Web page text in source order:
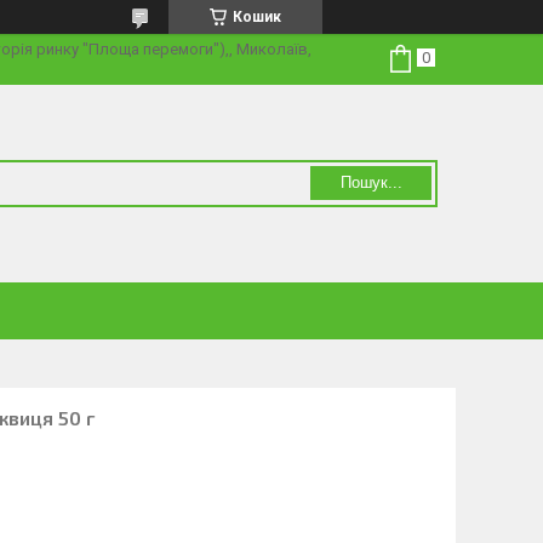
Кошик
ринку "Площа перемоги"),, Миколаїв,
Пошук...
50 г